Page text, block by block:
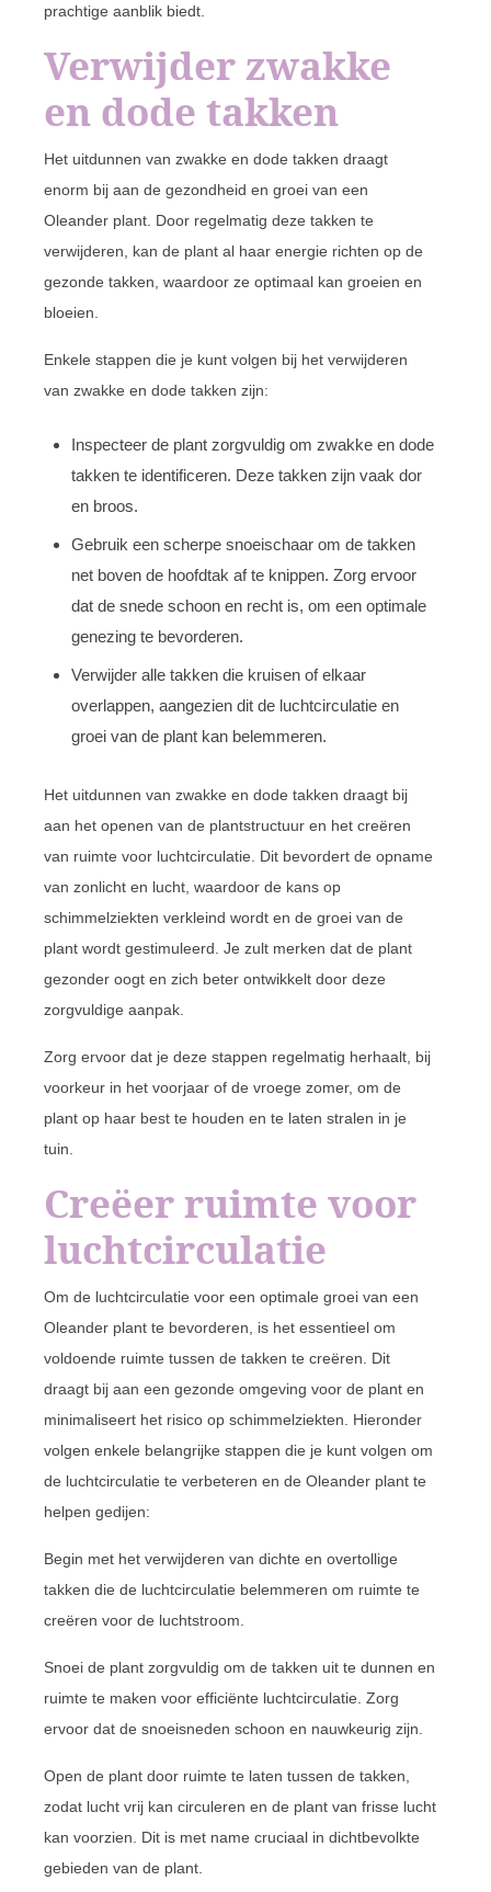
prachtige aanblik biedt.
Verwijder zwakke
en dode takken
Het uitdunnen van zwakke en dode takken draagt
enorm bij aan de gezondheid en groei van een
Oleander plant. Door regelmatig deze takken te
verwijderen, kan de plant al haar energie richten op de
gezonde takken, waardoor ze optimaal kan groeien en
bloeien.
Enkele stappen die je kunt volgen bij het verwijderen
van zwakke en dode takken zijn:
Inspecteer de plant zorgvuldig om zwakke en dode
takken te identificeren. Deze takken zijn vaak dor
en broos.
Gebruik een scherpe snoeischaar om de takken
net boven de hoofdtak af te knippen. Zorg ervoor
dat de snede schoon en recht is, om een optimale
genezing te bevorderen.
Verwijder alle takken die kruisen of elkaar
overlappen, aangezien dit de luchtcirculatie en
groei van de plant kan belemmeren.
Het uitdunnen van zwakke en dode takken draagt bij
aan het openen van de plantstructuur en het creëren
van ruimte voor luchtcirculatie. Dit bevordert de opname
van zonlicht en lucht, waardoor de kans op
schimmelziekten verkleind wordt en de groei van de
plant wordt gestimuleerd. Je zult merken dat de plant
gezonder oogt en zich beter ontwikkelt door deze
zorgvuldige aanpak.
Zorg ervoor dat je deze stappen regelmatig herhaalt, bij
voorkeur in het voorjaar of de vroege zomer, om de
plant op haar best te houden en te laten stralen in je
tuin.
Creëer ruimte voor
luchtcirculatie
Om de luchtcirculatie voor een optimale groei van een
Oleander plant te bevorderen, is het essentieel om
voldoende ruimte tussen de takken te creëren. Dit
draagt bij aan een gezonde omgeving voor de plant en
minimaliseert het risico op schimmelziekten. Hieronder
volgen enkele belangrijke stappen die je kunt volgen om
de luchtcirculatie te verbeteren en de Oleander plant te
helpen gedijen:
Begin met het verwijderen van dichte en overtollige
takken die de luchtcirculatie belemmeren om ruimte te
creëren voor de luchtstroom.
Snoei de plant zorgvuldig om de takken uit te dunnen en
ruimte te maken voor efficiënte luchtcirculatie. Zorg
ervoor dat de snoeisneden schoon en nauwkeurig zijn.
Open de plant door ruimte te laten tussen de takken,
zodat lucht vrij kan circuleren en de plant van frisse lucht
kan voorzien. Dit is met name cruciaal in dichtbevolkte
gebieden van de plant.